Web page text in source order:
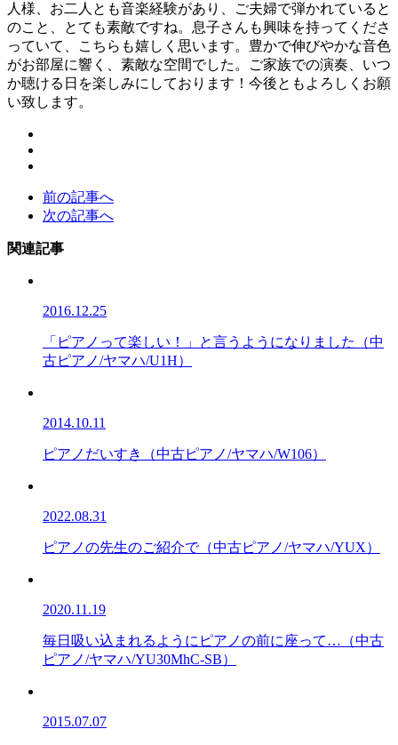
人様、お二人とも音楽経験があり、ご夫婦で弾かれていると
のこと、とても素敵ですね。息子さんも興味を持ってくださ
っていて、こちらも嬉しく思います。豊かで伸びやかな音色
がお部屋に響く、素敵な空間でした。ご家族での演奏、いつ
か聴ける日を楽しみにしております！今後ともよろしくお願
い致します。
前の記事へ
次の記事へ
関連記事
2016.12.25
「ピアノって楽しい！」と言うようになりました（中
古ピアノ/ヤマハ/U1H）
2014.10.11
ピアノだいすき（中古ピアノ/ヤマハ/W106）
2022.08.31
ピアノの先生のご紹介で（中古ピアノ/ヤマハ/YUX）
2020.11.19
毎日吸い込まれるようにピアノの前に座って…（中古
ピアノ/ヤマハ/YU30MhC-SB）
2015.07.07